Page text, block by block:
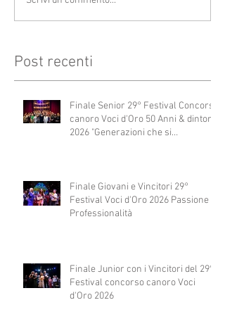
Post recenti
Finale Senior 29° Festival Concorso
canoro Voci d'Oro 50 Anni & dintorni
2026 "Generazioni che si
Finale Giovani e Vincitori 29°
Festival Voci d'Oro 2026 Passione e
Professionalità
Finale Junior con i Vincitori del 29°
Festival concorso canoro Voci
d'Oro 2026